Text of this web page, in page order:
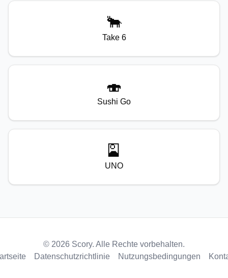
🐂
Take 6
🍣
Sushi Go
🎴
UNO
© 2026 Scory. Alle Rechte vorbehalten.
Datenschutzrichtlinie Nutzungsbedingungen